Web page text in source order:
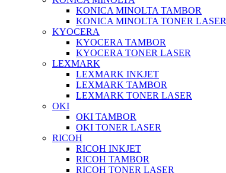
KONICA MINOLTA TAMBOR
KONICA MINOLTA TONER LASER
KYOCERA
KYOCERA TAMBOR
KYOCERA TONER LASER
LEXMARK
LEXMARK INKJET
LEXMARK TAMBOR
LEXMARK TONER LASER
OKI
OKI TAMBOR
OKI TONER LASER
RICOH
RICOH INKJET
RICOH TAMBOR
RICOH TONER LASER